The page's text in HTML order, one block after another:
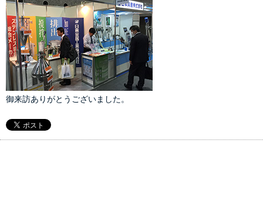
御来訪ありがとうございました。